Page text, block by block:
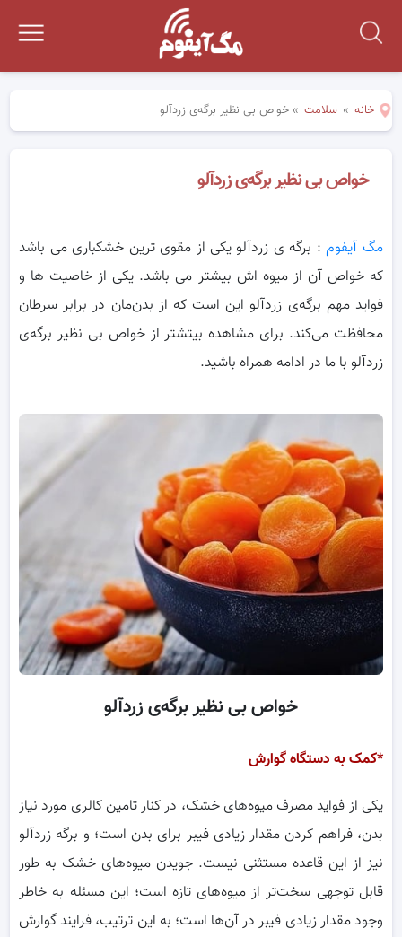
خانه » سلامت »خواص بی نظیر برگه‌ی زردآلو
خواص بی نظیر برگه‌ی زردآلو
مگ آیفوم : برگه ی زردآلو یکی از مقوی ترین خشکباری می باشد
که خواص آن از میوه اش بیشتر می باشد. یکی از خاصیت ها و
فواید مهم برگه‌ی زردآلو این است که از بدن‌مان در برابر سرطان
محافظت می‌کند. برای مشاهده بیتشتر از خواص بی نظیر برگه‌ی
زردآلو با ما در ادامه همراه باشید.
خواص بی نظیر برگه‌ی زردآلو
*کمک به دستگاه گوارش
یکی از فواید مصرف میوه‌های خشک، در کنار تامین کالری مورد نیاز
بدن، فراهم کردن مقدار زیادی فیبر برای بدن است؛ و برگه زردآلو
نیز از این قاعده مستثنی نیست. جویدن میوه‌های خشک به طور
قابل توجهی سخت‌تر از میوه‌های تازه‌ است؛ این مسئله به خاطر
وجود مقدار زیادی فیبر در آن‌ها است؛ به این ترتیب، فرایند گوارش